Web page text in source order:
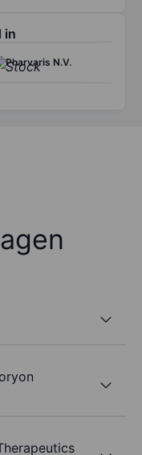
in
Pharvaris N.V.